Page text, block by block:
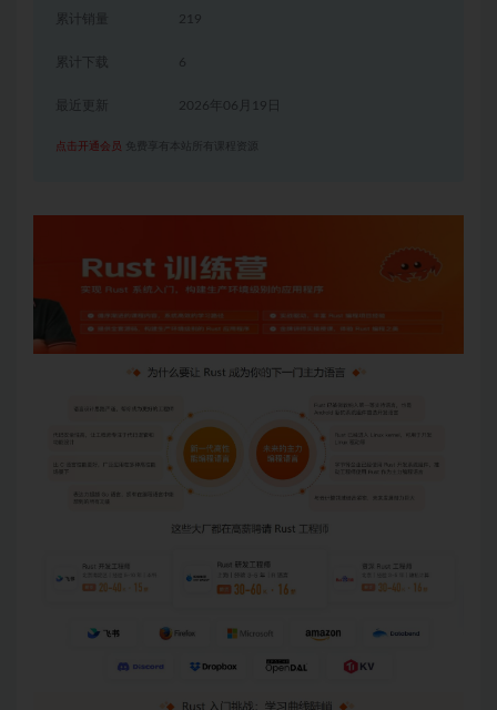
累计销量 219
累计下载 6
2026年06月19日
点击开通会员 免费享有本站所有课程资源